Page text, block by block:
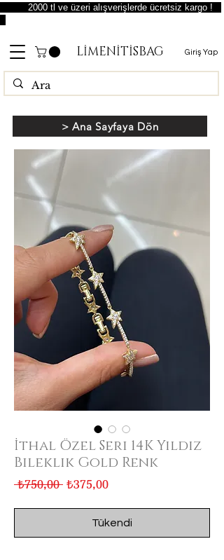
LİMENİTİSBAG Giriş Yap
2000 tl ve üzeri alışverişlerde ücretsiz kargo !
İthal Özel Seri 14K Yıldız
Bileklik Gold Renk
₺750,00 Normal
₺375,00İndirimli
Tükendi
> Ana Sayfaya Dön